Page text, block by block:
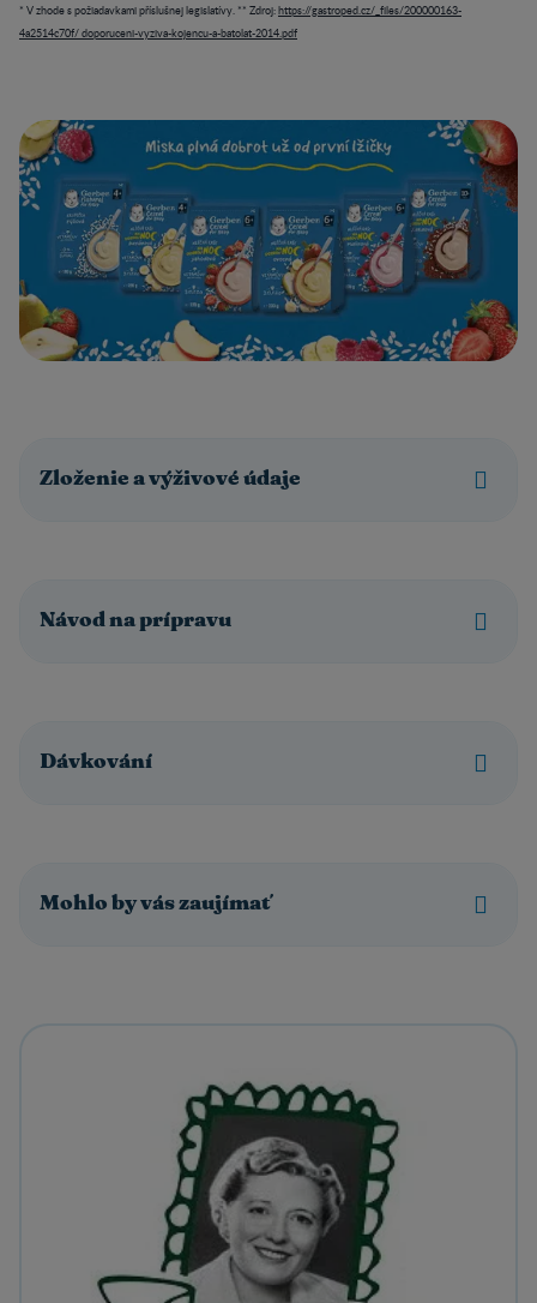
* V zhode s požiadavkami příslušnej legislatívy. ** Zdroj:https://gastroped.cz/_files/200000163-
4a2514c70f/ doporuceni-vyziva-kojencu-a-batolat-2014.pdf
Zloženie a výživové údaje
Návod na prípravu
Dávkování
Mohlo by vás zaujímať